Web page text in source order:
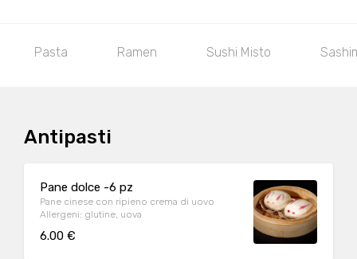
Pasta Ramen Sushi Misto
Antipasti
Pane dolce -6 pz
Pane cinese con ripieno crema di uovo
Allergeni: glutine, uova
6.00 €